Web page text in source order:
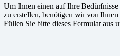
Um Ihnen einen auf Ihre Bedürfnisse
zu erstellen, benötigen wir von Ihnen
Füllen Sie bitte dieses Formular aus